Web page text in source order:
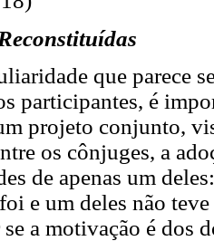
que parece
participantes, é
projeto conjunto,
os cônjuges, a
de apenas um
e um deles não
se a motivação é dos